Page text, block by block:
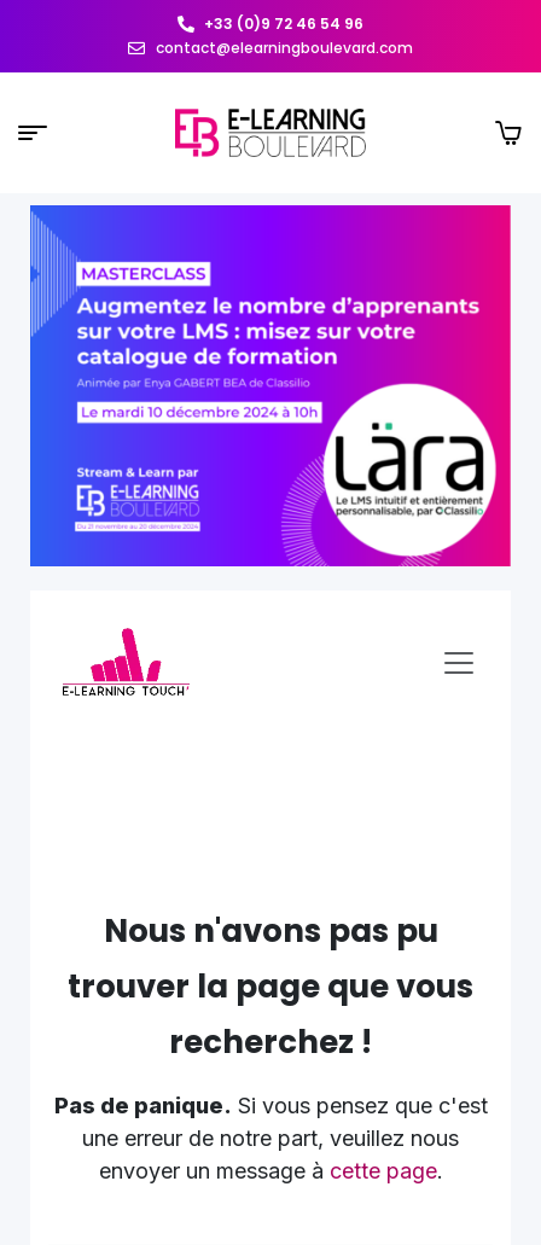
+33 (0)9 72 46 54 96
contact@elearningboulevard.com